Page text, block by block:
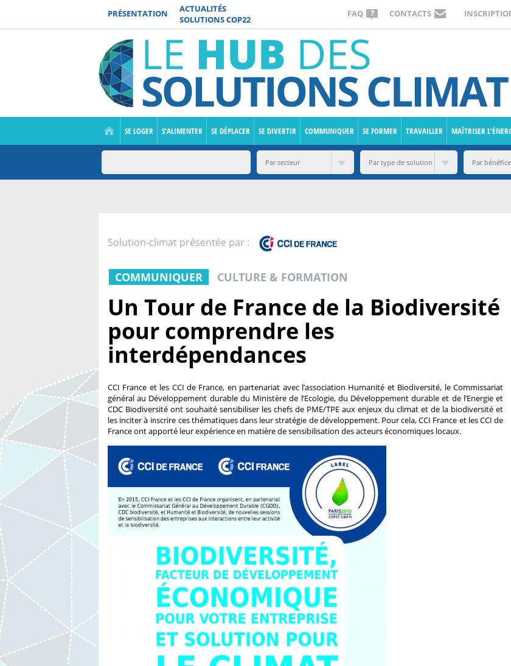
PRÉSENTATION
ACTUALITÉS
SOLUTIONS COP22
CONTACTS
FAQ
SE LOGER S’ALIMENTER SE DÉPLACER SE DIVERTIR COMMUNIQUER SE FORMER TRAVAILLER MAÎTRISER
Solution-climat présentée par :
COMMUNIQUER CULTURE & FORMATION
Un Tour de France de la Biodiversité
pour comprendre les
interdépendances
CCI France et les CCI de France, en partenariat avec l’association Humanité et Biodiversité, le Commissariat
général au Développement durable du Ministère de l’Ecologie, du Développement durable et de l’Energie et
CDC Biodiversité ont souhaité sensibiliser les chefs de PME/TPE aux enjeux du climat et de la biodiversité et
les inciter à inscrire ces thématiques dans leur stratégie de développement. Pour cela, CCI France et les CCI de
France ont apporté leur expérience en matière de sensibilisation des acteurs économiques locaux.